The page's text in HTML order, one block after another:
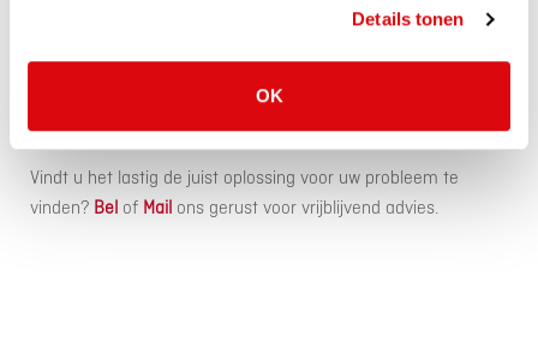
Details tonen
OK
Stalen Harmonicatunnels
Vindt u het lastig de juist oplossing voor uw probleem te
vinden? Bel of Mail ons gerust voor vrijblijvend advies.